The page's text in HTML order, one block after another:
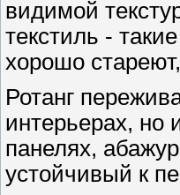
видимой
текстиль -
хорошо
Ротанг
интерьерах, но
панелях,
устойчивый к